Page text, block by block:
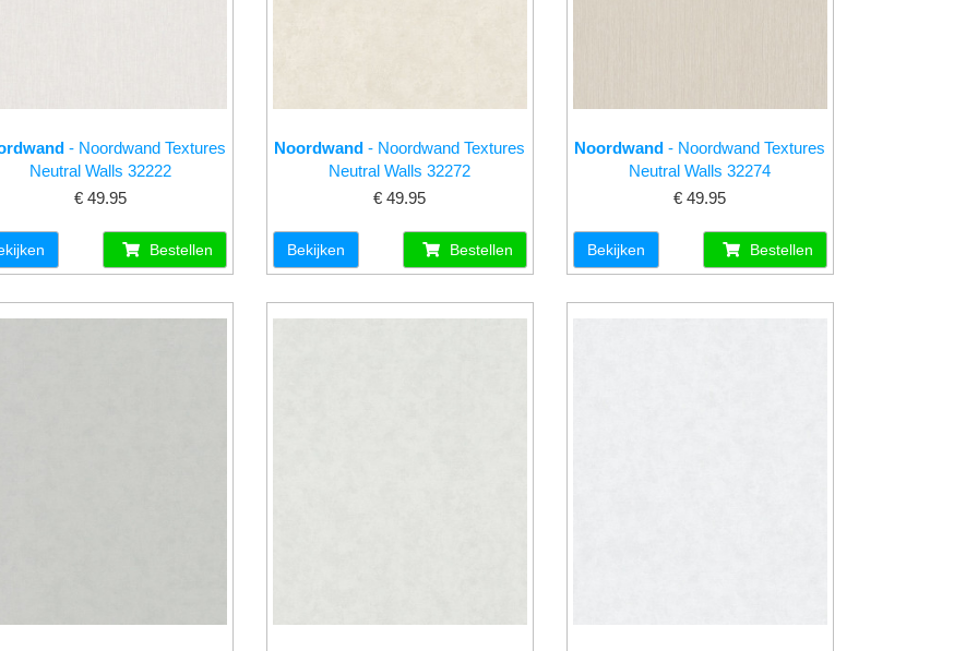
- Noordwand Textures
Neutral Walls 32222
€ 49.95
Bestellen
Noordwand - Noordwand Textures
Neutral Walls 32272
€ 49.95
Bekijken Bestellen
Noordwand - Noordwand Textures
Neutral Walls 32274
€ 49.95
Bekijken Bestellen